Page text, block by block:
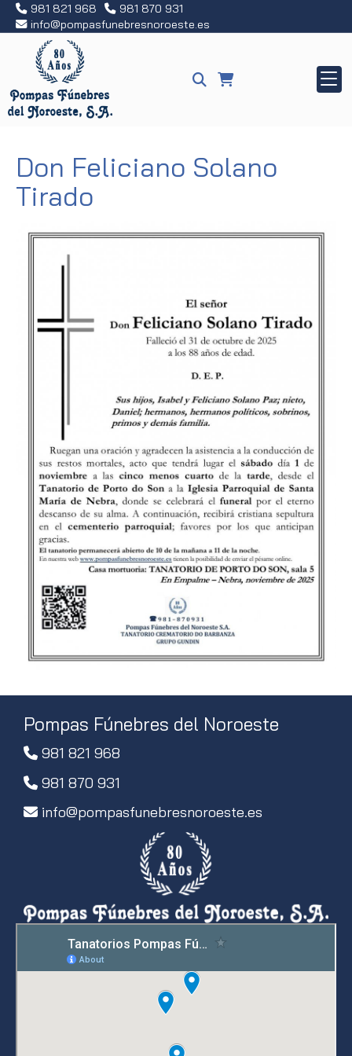
981 821 968
981 870 931
info
pompasfunebresnoroeste.es
Don Feliciano Solano
Tirado
Pompas Fúnebres del Noroeste
981 821 968
981 870 931
info
pompasfunebresnoroeste.es